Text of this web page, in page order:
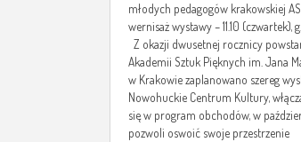
młodych pedagogów krakowskiej
wernisaż wystawy – 11.10 (czwartek),
Z okazji dwusetnej rocznicy
Akademii Sztuk Pięknych im. Jana
w Krakowie zaplanowano szereg
Nowohuckie Centrum Kultury,
się w program obchodów, w
pozwoli oswoić swoje przestrzenie